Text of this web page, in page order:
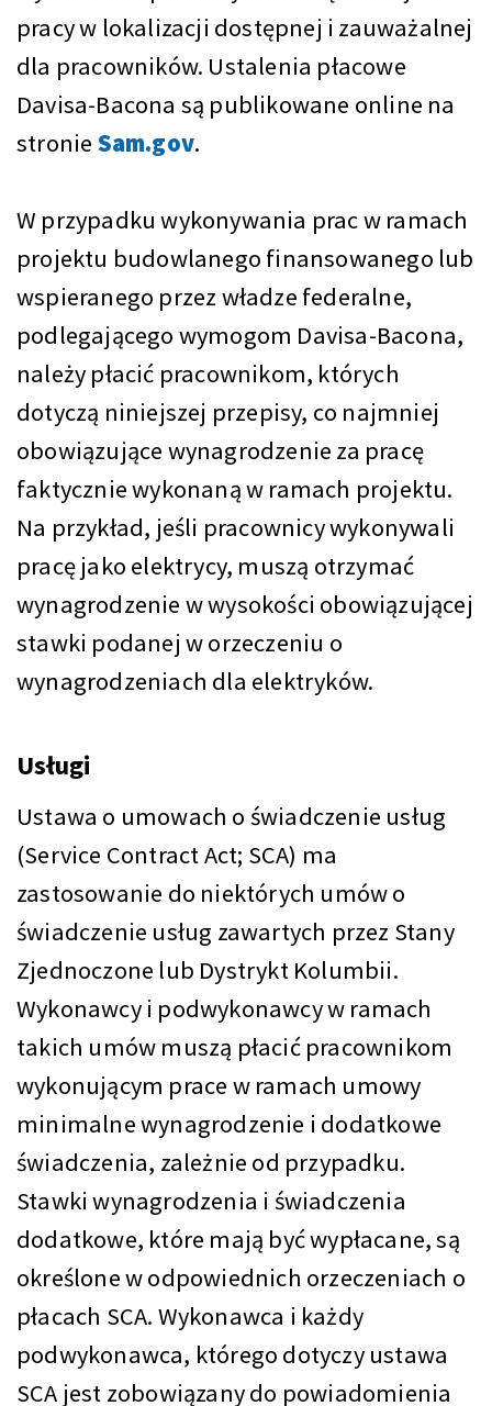
pracy w lokalizacji dostępnej i zauważalnej
dla pracowników. Ustalenia płacowe
Davisa-Bacona są publikowane online na
stronie Sam.gov.
W przypadku wykonywania prac w ramach
projektu budowlanego finansowanego lub
wspieranego przez władze federalne,
podlegającego wymogom Davisa-Bacona,
należy płacić pracownikom, których
dotyczą niniejszej przepisy, co najmniej
obowiązujące wynagrodzenie za pracę
faktycznie wykonaną w ramach projektu.
Na przykład, jeśli pracownicy wykonywali
pracę jako elektrycy, muszą otrzymać
wynagrodzenie w wysokości obowiązującej
stawki podanej w orzeczeniu o
wynagrodzeniach dla elektryków.
Usługi
Ustawa o umowach o świadczenie usług
(Service Contract Act; SCA) ma
zastosowanie do niektórych umów o
świadczenie usług zawartych przez Stany
Zjednoczone lub Dystrykt Kolumbii.
Wykonawcy i podwykonawcy w ramach
takich umów muszą płacić pracownikom
wykonującym prace w ramach umowy
minimalne wynagrodzenie i dodatkowe
świadczenia, zależnie od przypadku.
Stawki wynagrodzenia i świadczenia
dodatkowe, które mają być wypłacane, są
określone w odpowiednich orzeczeniach o
płacach SCA. Wykonawca i każdy
podwykonawca, którego dotyczy ustawa
SCA jest zobowiązany do powiadomienia